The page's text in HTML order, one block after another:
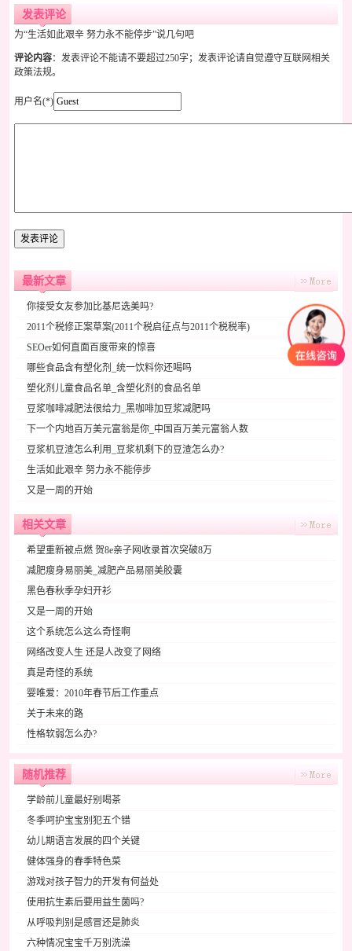
发表评论
为“生活如此艰辛 努力永不能停步”说几句吧
评论内容：发表评论不能请不要超过250字；发表评论请自觉遵守互联网相关
政策法规。
用户名(*)
最新文章
你接受女友参加比基尼选美吗?
2011个税修正案草案(2011个税启征点与2011个税税率)
SEOer如何直面百度带来的惊喜
哪些食品含有塑化剂_统一饮料你还喝吗
塑化剂儿童食品名单_含塑化剂的食品名单
豆浆咖啡减肥法很给力_黑咖啡加豆浆减肥吗
下一个内地百万美元富翁是你_中国百万美元富翁人数
豆浆机豆渣怎么利用_豆浆机剩下的豆渣怎么办?
生活如此艰辛 努力永不能停步
又是一周的开始
相关文章
希望重新被点燃 贺8e亲子网收录首次突破8万
减肥瘦身易丽美_减肥产品易丽美胶囊
黑色春秋季孕妇开衫
又是一周的开始
这个系统怎么这么奇怪啊
网络改变人生 还是人改变了网络
真是奇怪的系统
婴唯爱：2010年春节后工作重点
关于未来的路
性格软弱怎么办?
随机推荐
学龄前儿童最好别喝茶
冬季呵护宝宝别犯五个错
幼儿期语言发展的四个关键
健体强身的春季特色菜
游戏对孩子智力的开发有何益处
使用抗生素后要用益生菌吗?
从呼吸判别是感冒还是肺炎
六种情况宝宝千万别洗澡